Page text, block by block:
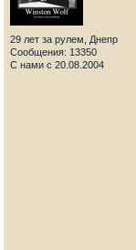
29 лет за рулем, Днепр
Сообщения: 13350
С нами с 20.08.2004